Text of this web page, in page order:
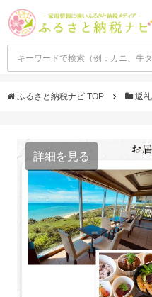
ふるさと納税ナビ TOP 返
詳細を見る